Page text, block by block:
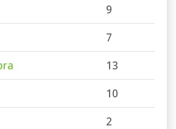
9
7
13
10
2